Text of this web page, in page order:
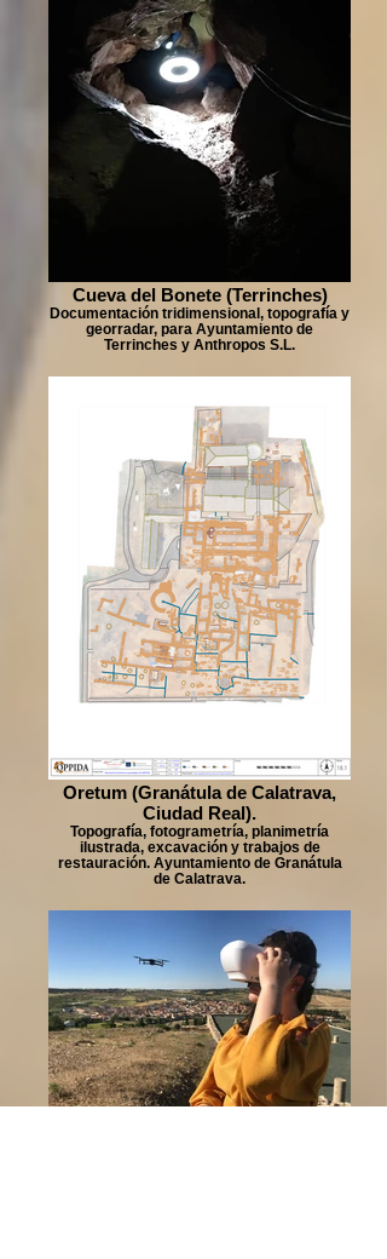
Cueva del Bonete (Terrinches)
Documentación tridimensional, topografía y
georradar, para Ayuntamiento de
Terrinches y Anthropos S.L.
Oretum (Granátula de Calatrava,
Ciudad Real).
Topografía, fotogrametría, planimetría
ilustrada, excavación y trabajos de
restauración. Ayuntamiento de Granátula
de Calatrava.